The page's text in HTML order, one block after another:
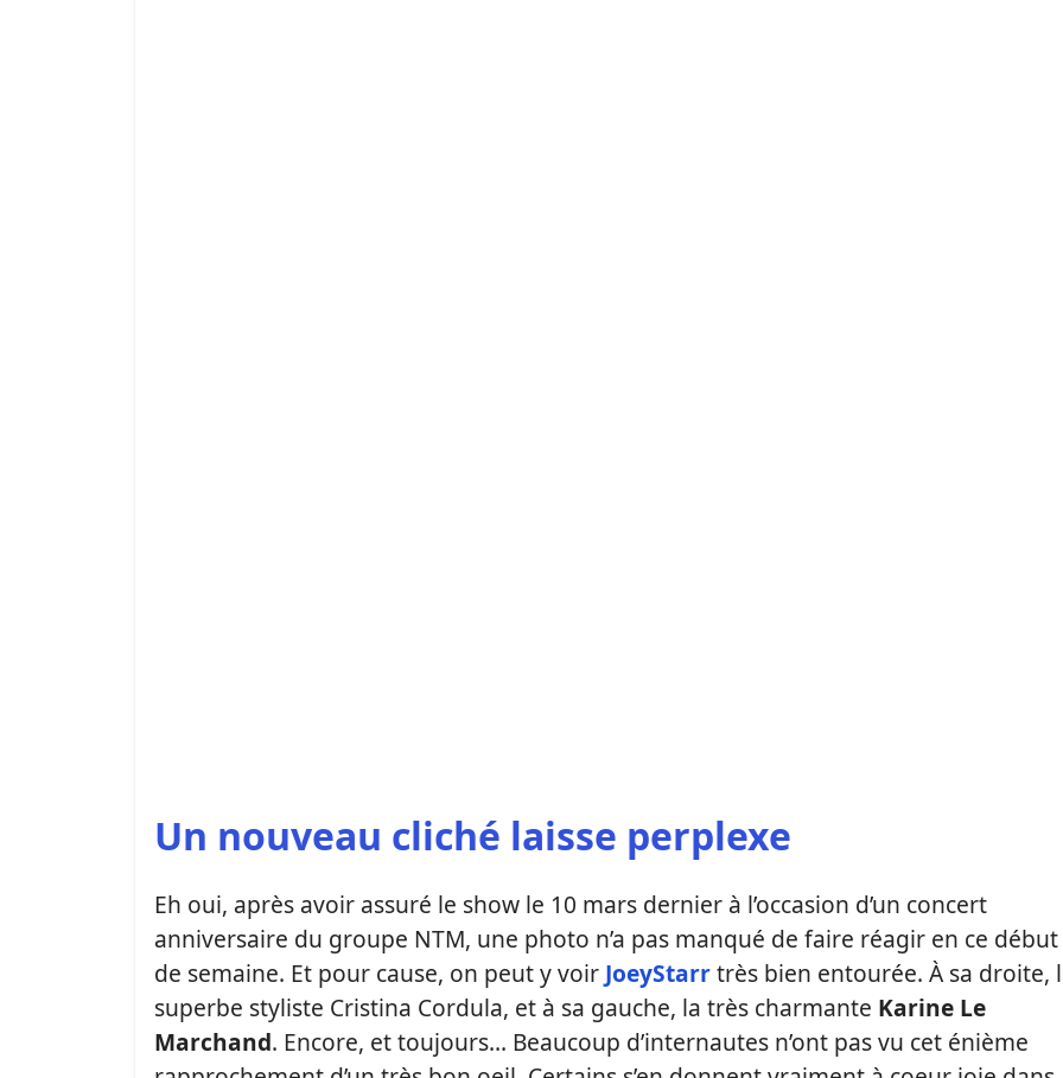
Un nouveau cliché laisse perplexe
Eh oui, après avoir assuré le show le 10 mars dernier à l’occasion d’un concert
anniversaire du groupe NTM, une photo n’a pas manqué de faire réagir en ce début
de semaine. Et pour cause, on peut y voir JoeyStarrtrès bien entourée. À sa droite,
superbe styliste Cristina Cordula, et à sa gauche, la très charmante Karine Le
Marchand. Encore, et toujours… Beaucoup d’internautes n’ont pas vu cet énième